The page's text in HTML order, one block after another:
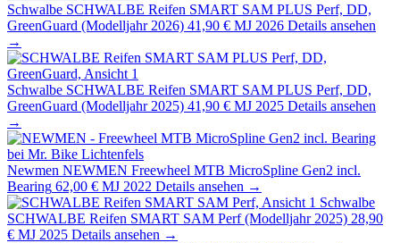
Schwalbe SCHWALBE Reifen SMART SAM PLUS Perf, DD,
GreenGuard (Modelljahr 2026) 41,90 € MJ 2026 Details ansehen
→
Schwalbe SCHWALBE Reifen SMART SAM PLUS Perf, DD,
GreenGuard (Modelljahr 2025) 41,90 € MJ 2025 Details ansehen
→
Newmen NEWMEN Freewheel MTB MicroSpline Gen2 incl.
Bearing 62,00 € MJ 2022 Details ansehen →
Schwalbe
SCHWALBE Reifen SMART SAM Perf (Modelljahr 2025) 28,90
€ MJ 2025 Details ansehen →